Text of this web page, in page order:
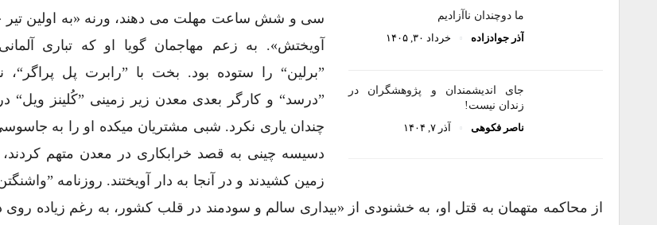
ما دوچندان ناآزادیم
آذر جوادزاده
خرداد ۳۰, ۱۴۰۵
جای اندیشمندان و پژوهشگران در
زندان نیست!
ناصر فکوهی
آذر ۷, ۱۴۰۴
سی و شش ساعت مهلت می دهند، ورنه «به اولین تیر
آویختش». به زعم مهاجمان گویا او که تباری
”برلین“ را ستوده بود. بخت با ”رابرت پل پراگر“،
”درسد“ و کارگر بعدی معدن زیر زمینی ”کُلینز ویل“ در
چندان یاری نکرد. شبی مشتریان میکده او را به
دسیسه چینی به قصد خرابکاری در معدن متهم
زمین کشیدند و در آنجا به دار آویختند. روزنامه
از محاکمه متهمان به قتل او، به خشنودی از «بیداری سالم و سودمند در قلب کشور، به رغم زیاده